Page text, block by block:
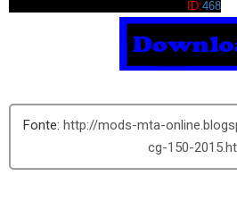
ID:468
http://mods-mta-
cg-150-